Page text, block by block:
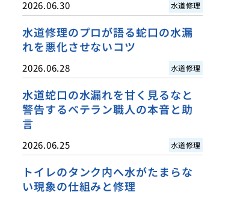
2026.06.30 水道修理
水道修理のプロが語る蛇口の水漏
れを悪化させないコツ
2026.06.28 水道修理
水道蛇口の水漏れを甘く見るなと
警告するベテラン職人の本音と助
言
2026.06.25 水道修理
トイレのタンク内へ水がたまらな
い現象の仕組みと修理